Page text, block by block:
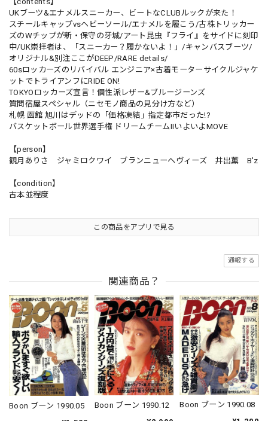
UKブーツ&エナメルスニーカー、ビートなCLUBルックが来た！
スチールキャップvsヘビーソール/エナメルを履こう/古株トリッカー
ズのWチップが新・保守の牙城/アート昆虫『フライ』をサイドに刻印
中/UK崇拝者は、「スニーカー？履かないよ！」/キャンバスブーツ/
オリジナル&別注ここがDEEP/RARE details/
60sロッカーズのリバイバル エンジニア×古着モーターサイクルジャケ
ットでトライアンフにRIDE ON!
TOKYOロッカーズ宣言！個性派レザー&ブルージーンズ
質問宿屋スペシャル（ニセモノ商品の見分け方など）
札幌 函館 旭川はデッドの「価格凍結」指定都市だった!?
バスケットボール世界選手権 ドリームチームIIいよいよMOVE
【person】
観月ありさ ジャミロクワイ ブランニューヘヴィーズ 井出薫 B'z
【condition】
古本並程度
この商品をアプリで見る
通報する
関連商品？
Boon ブーン 1990.05
Boon ブーン 1990.12
Boon ブーン 1990.08